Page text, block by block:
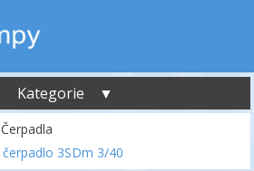
Kategorie ▼
Čerpadla
3SDm 3/40